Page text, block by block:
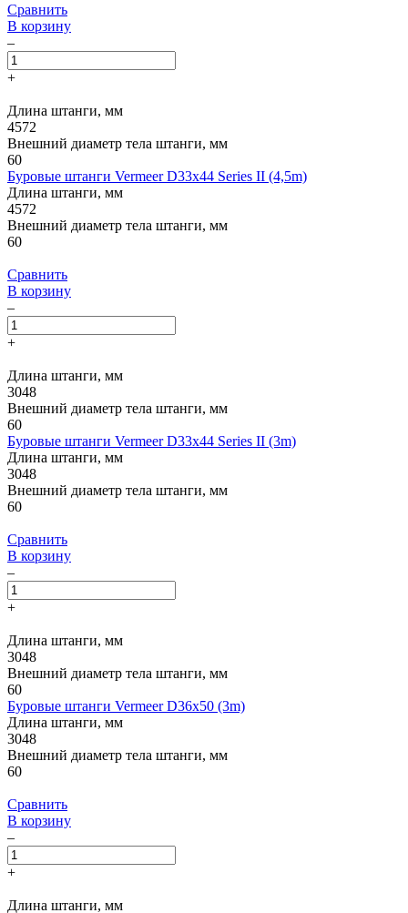
Сравнить
В корзину
–
+
Длина штанги, мм
4572
Внешний диаметр тела штанги, мм
60
Буровые штанги Vermeer D33x44 Series II (4,5m)
Длина штанги, мм
4572
Внешний диаметр тела штанги, мм
60
Сравнить
В корзину
–
+
Длина штанги, мм
3048
Внешний диаметр тела штанги, мм
60
Буровые штанги Vermeer D33x44 Series II (3m)
Длина штанги, мм
3048
Внешний диаметр тела штанги, мм
60
Сравнить
В корзину
–
+
Длина штанги, мм
3048
Внешний диаметр тела штанги, мм
60
Буровые штанги Vermeer D36x50 (3m)
Длина штанги, мм
3048
Внешний диаметр тела штанги, мм
60
Сравнить
В корзину
–
+
Длина штанги, мм